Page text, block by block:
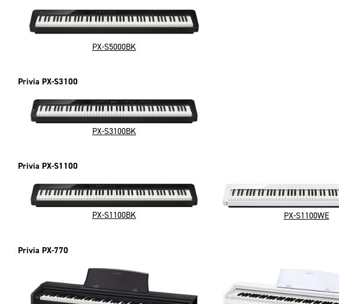
PX-S5000BK
Privia PX-S3100
PX-S3100BK
Privia PX-S1100
PX-S1100BK PX-S1100WE
Privia PX-770